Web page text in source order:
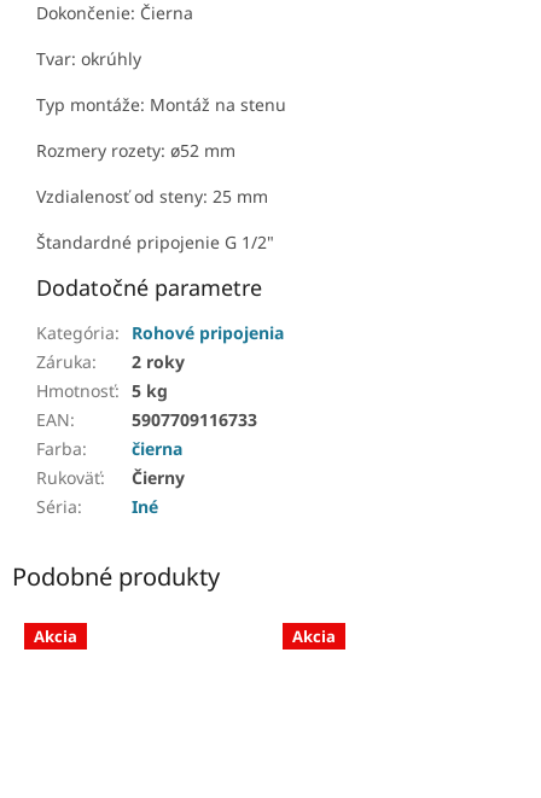
Dokončenie: Čierna
Tvar: okrúhly
Typ montáže: Montáž na stenu
Rozmery rozety: ø52 mm
Vzdialenosť od steny: 25 mm
Štandardné pripojenie G 1/2"
Dodatočné parametre
Kategória:
Rohové pripojenia
Záruka:
2 roky
Hmotnosť: 5 kg
EAN:
5907709116733
Farba:
čierna
Rukoväť:
Čierny
Séria: Iné
Podobné produkty
Akcia Akcia